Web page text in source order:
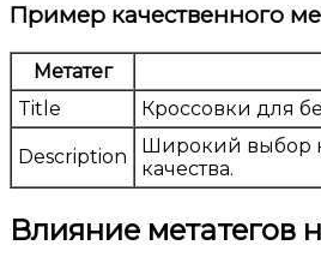
Пример качественного
Метатег
Title
Кроссовки для
Description
Широкий выбор
качества.
Влияние метатегов